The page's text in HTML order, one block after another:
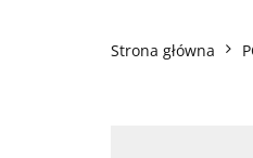
Serwis
Strona główna